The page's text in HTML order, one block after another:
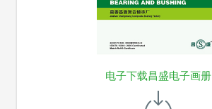
电子下载昌盛电子画册